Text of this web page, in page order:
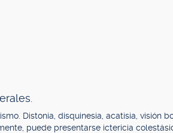
Distonía, disquinesia, acatisia, visión
puede presentarse ictericia